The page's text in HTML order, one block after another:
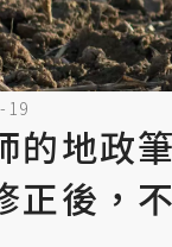
19
的地政
正後，